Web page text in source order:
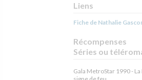
Liens
Fiche de Nathalie
Récompenses
Séries ou
Gala MetroStar 1990 -